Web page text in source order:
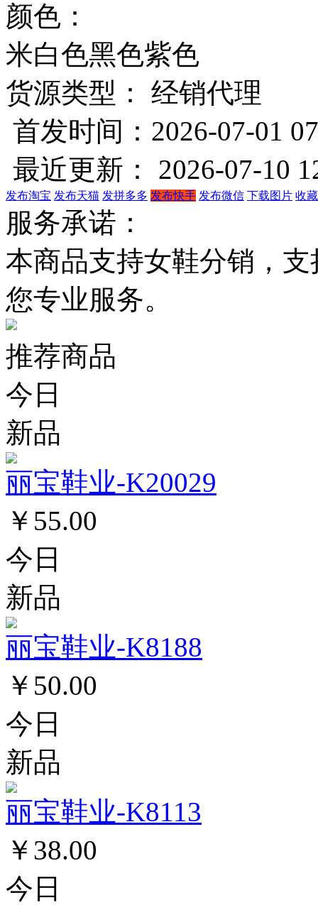
颜色：
米白色黑色紫色
货源类型： 经销代理
首发时间：2026-07-01
最近更新： 2026-07-10
发布淘宝 发布天猫 发拼多多 发布快手 发布微信 下载图片 收
服务承诺：
本商品支持女鞋分销，
您专业服务。
推荐商品
今日
新品
丽宝鞋业-K20029
￥55.00
今日
新品
丽宝鞋业-K8188
￥50.00
今日
新品
丽宝鞋业-K8113
￥38.00
今日